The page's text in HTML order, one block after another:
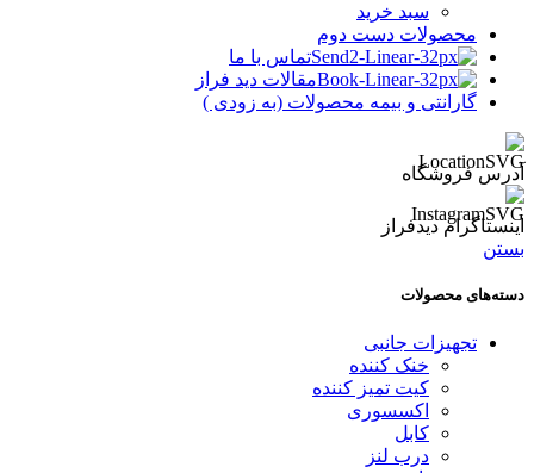
سبد خرید
محصولات دست دوم
تماس با ما
مقالات دید فراز
گارانتی و بیمه محصولات (به زودی )
آدرس فروشگاه
اینستاگرام دیدفراز
بستن
دسته‌های محصولات
تجهیزات جانبی
خنک کننده
کیت تمیز کننده
اکسسوری
کابل
درب لنز